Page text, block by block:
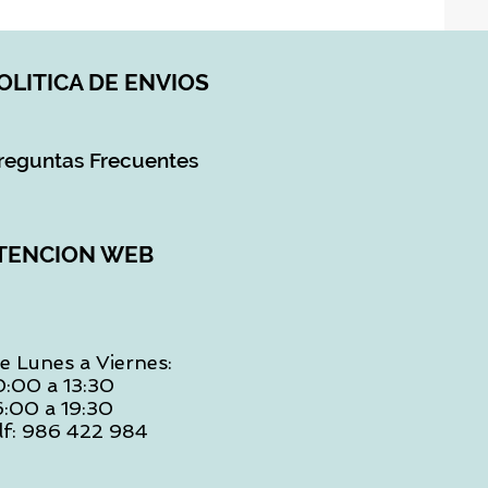
DE ENVIOS
Frecuentes
WEB
Lunes a Viernes:
a 13:30
a 19:30
986 422 984